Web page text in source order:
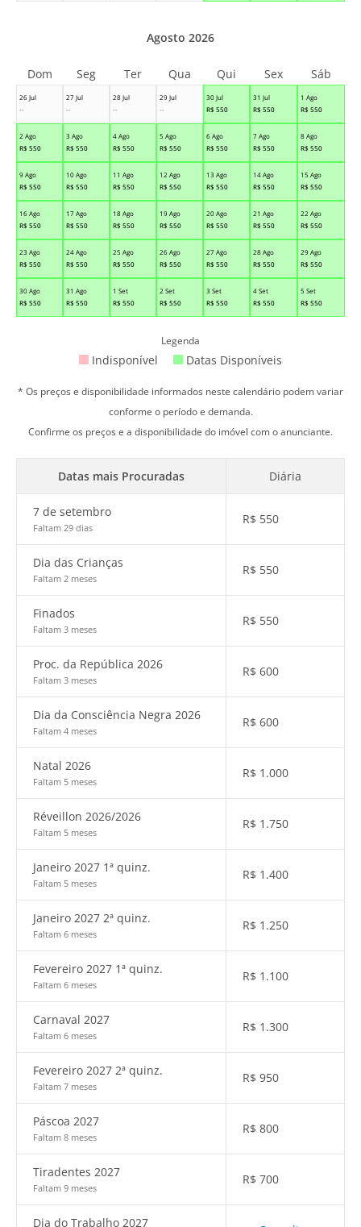
26 Jul
--
27 Jul
--
28 Jul
--
29 Jul
--
30 Jul
R$ 550
31 Jul
R$ 550
1 Ago
R$ 550
2 Ago
R$ 550
3 Ago
R$ 550
4 Ago
R$ 550
5 Ago
R$ 550
6 Ago
R$ 550
7 Ago
R$ 550
8 Ago
R$ 550
9 Ago
R$ 550
10 Ago
R$ 550
11 Ago
R$ 550
12 Ago
R$ 550
13 Ago
R$ 550
14 Ago
R$ 550
15 Ago
R$ 550
16 Ago
R$ 550
17 Ago
R$ 550
18 Ago
R$ 550
19 Ago
R$ 550
20 Ago
R$ 550
21 Ago
R$ 550
22 Ago
R$ 550
23 Ago
R$ 550
24 Ago
R$ 550
25 Ago
R$ 550
26 Ago
R$ 550
27 Ago
R$ 550
28 Ago
R$ 550
29 Ago
R$ 550
30 Ago
R$ 550
31 Ago
R$ 550
1 Set
R$ 550
2 Set
R$ 550
3 Set
R$ 550
4 Set
R$ 550
5 Set
R$ 550
Agosto 2026
Dom Seg Ter Qua Qui Sex Sáb
Legenda
Indisponível Datas Disponíveis
* Os preços e disponibilidade informados neste calendário podem variar
conforme o período e demanda.
Confirme os preços e a disponibilidade do imóvel com o anunciante.
Datas mais Procuradas Diária
7 de setembro
Faltam 29 dias
R$ 550
Dia das Crianças
Faltam 2 meses
R$ 550
Finados
Faltam 3 meses
R$ 550
Proc. da República 2026
Faltam 3 meses
R$ 600
Dia da Consciência Negra 2026
Faltam 4 meses
R$ 600
Natal 2026
Faltam 5 meses
R$ 1.000
Réveillon 2026/2026
Faltam 5 meses
R$ 1.750
Janeiro 2027 1ª quinz.
Faltam 5 meses
R$ 1.400
Janeiro 2027 2ª quinz.
Faltam 6 meses
R$ 1.250
Fevereiro 2027 1ª quinz.
Faltam 6 meses
R$ 1.100
Carnaval 2027
Faltam 6 meses
R$ 1.300
Fevereiro 2027 2ª quinz.
Faltam 7 meses
R$ 950
Páscoa 2027
Faltam 8 meses
R$ 800
Tiradentes 2027
Faltam 9 meses
R$ 700
Dia do Trabalho 2027